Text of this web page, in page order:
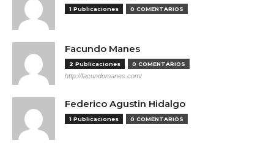
1 Publicaciones 0 COMENTARIOS
Facundo Manes
2 Publicaciones 0 COMENTARIOS
http://facundomanes.com/
Federico Agustin Hidalgo
1 Publicaciones 0 COMENTARIOS